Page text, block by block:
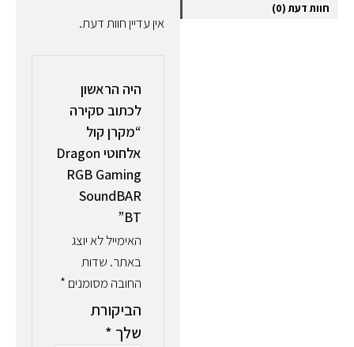
חוות דעת (0)
אין עדיין חוות דעת.
היה הראשון
לכתוב סקירה
“מקרן קול
אלחוטי Dragon
RGB Gaming
SoundBAR
BT”
האימייל לא יוצג
באתר. שדות
החובה מסומנים *
הביקורת
שלך *